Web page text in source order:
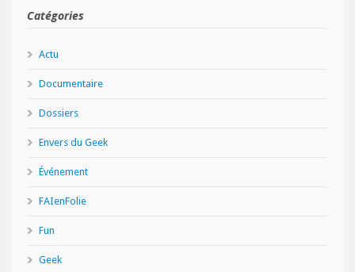
Catégories
Actu
Documentaire
Dossiers
Envers du Geek
Événement
FAIenFolie
Fun
Geek